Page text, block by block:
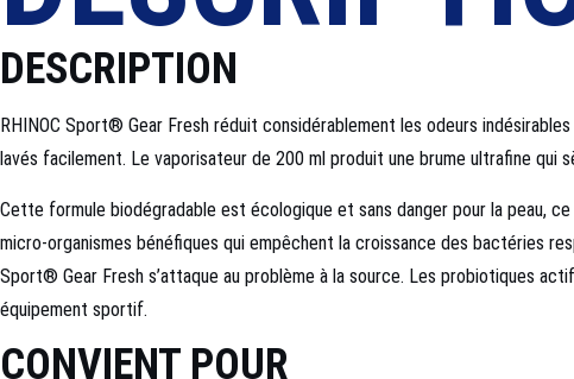
DESCRIPTION
RHINOC Sport® Gear Fresh réduit considérablement les odeurs
lavés facilement. Le vaporisateur de 200 ml produit une brume ultrafine qui
Cette formule biodégradable est écologique et sans danger pour la peau,
micro-organismes bénéfiques qui empêchent la croissance des bactéries
Sport® Gear Fresh s’attaque au problème à la source. Les probiotiques
équipement sportif.
CONVIENT POUR